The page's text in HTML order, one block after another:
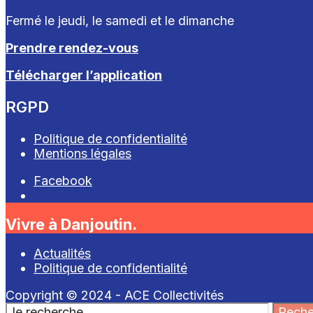
Fermé le jeudi, le samedi et le dimanche
Prendre rendez-vous
Télécharger l’application
RGPD
Politique de confidentialité
Mentions légales
Facebook
Window
Vivre à Danjoutin.
Actualités
Politique de confidentialité
Copyright © 2024 - ACE Collectivités
Search